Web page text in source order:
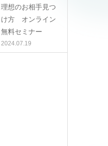
理想のお相手見つ
け方 オンライン
無料セミナー
2024.07.19